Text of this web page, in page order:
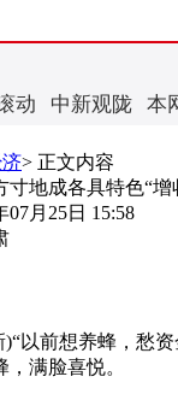
动 中新观陇 本
> 正文内容
寸地成各具特色“增
07月25日 15:58
前想养蜂，愁资
满脸喜悦。